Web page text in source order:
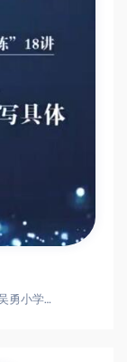
特级教师吴勇小学写作基础训练18讲特级教师吴勇小学写作基础训练18讲